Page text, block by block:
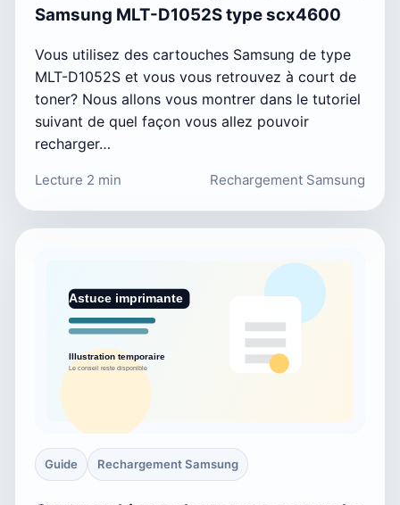
Samsung MLT-D1052S type scx4600
Vous utilisez des cartouches Samsung de type
MLT-D1052S et vous vous retrouvez à court de
toner? Nous allons vous montrer dans le tutoriel
suivant de quel façon vous allez pouvoir
recharger…
Lecture 2 min Rechargement Samsung
Guide Rechargement Samsung